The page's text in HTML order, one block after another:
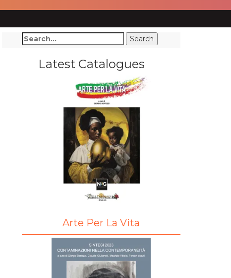
Latest Catalogues
Arte Per La Vita